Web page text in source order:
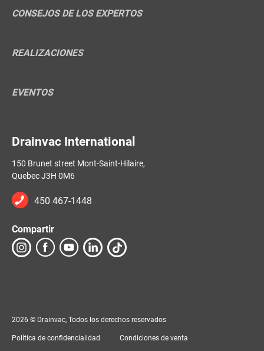
CONSEJOS DE LOS EXPERTOS
REALIZACIONES
EVENTOS
Drainvac International
150 Brunet street Mont-Saint-Hilaire,
Quebec J3H 0M6
450 467-1448
Compartir
2026 © Drainvac, Todos los derechos reservados
Política de confidencialidad Condiciones de venta